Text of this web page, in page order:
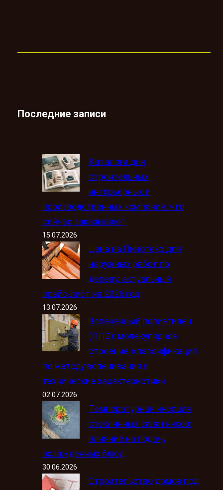
Последние записи
Каталоги для
строительных,
интерьерных и
производственных компаний: что
сейчас заказывают
15.07.2026
Цена на Пинотекс для
наружных работ по
дереву: актуальный
прайс-лист на 2026 год
13.07.2026
Вспененный полиэтилен
(ППЭ): молекулярное
строение, классификация
по методу вспенивания и
технические характеристики
02.07.2026
Температурная инерция
стеклянных салатников:
влияние на подачу
охлаждённых блюд
30.06.2026
Строительство домов под